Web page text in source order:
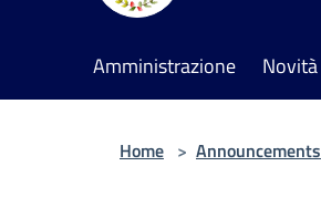
Amministrazione Novità
Home > Announcements